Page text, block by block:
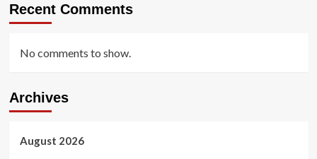
Recent Comments
No comments to show.
Archives
August 2026